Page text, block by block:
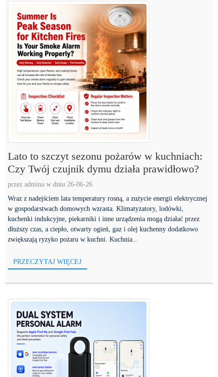
Lato to szczyt sezonu pożarów w kuchniach:
Czy Twój czujnik dymu działa prawidłowo?
przez admina w dniu 26-06-26
Wraz z nadejściem lata temperatury rosną, a zużycie energii elektrycznej
w gospodarstwach domowych wzrasta. Klimatyzatory, lodówki,
kuchenki indukcyjne, piekarniki i inne urządzenia mogą działać przez
dłuższy czas, a ciepło, otwarty ogień, gaz i olej kuchenny dodatkowo
zwiększają ryzyko pożaru w kuchni. Kuchnia...
PRZECZYTAJ WIĘCEJ